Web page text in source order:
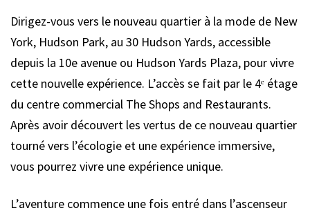
Dirigez-vous vers le nouveau quartier à la mode de New
York, Hudson Park, au 30 Hudson Yards, accessible
depuis la 10e avenue ou Hudson Yards Plaza, pour vivre
cette nouvelle expérience. L’accès se fait par le 4ᵉ étage
du centre commercial The Shops and Restaurants.
Après avoir découvert les vertus de ce nouveau quartier
tourné vers l’écologie et une expérience immersive,
vous pourrez vivre une expérience unique.
L’aventure commence une fois entré dans l’ascenseur